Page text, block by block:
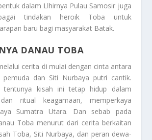
dalam Llhirnya Pulau Samosir juga
tindakan heroik Toba untuk
baru bagi masyarakat Batak.
DANAU TOBA
cerita di mulai dengan cinta antara
pemuda dan Siti Nurbaya putri cantik.
kisah ini tetap hidup dalam
ritual keagamaan, memperkaya
Sumatra Utara. Dan sebab pada
Toba menurut dari cerita berkaitan
Toba, Siti Nurbaya, dan peran dewa-